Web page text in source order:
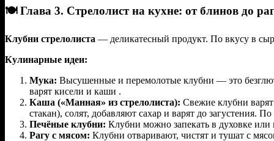
🍽 Глава 3. Стрелолист на кухне: от блинов до
Клубни стрелолиста — деликатесный продукт. По вкусу в
Кулинарные идеи:
Мука: Высушенные и перемолотые клубни — это
варят кисели и каши .
Каша («Манная» из стрелолиста): Свежие клубни
стакан), солят, добавляют сахар и варят до загустения.
Печёные клубни: Клубни можно запекать в духовке или
Рагу с мясом: Клубни отваривают, чистят и тушат с